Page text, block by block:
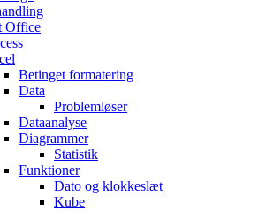
Office
Betinget formatering
Data
Problemløser
Dataanalyse
Diagrammer
Statistik
Funktioner
Dato og klokkeslæt
Kube